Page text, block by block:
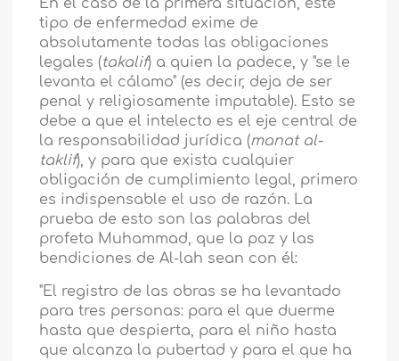
En el caso de la primera situación, este
tipo de enfermedad exime de
absolutamente todas las obligaciones
legales (takalif) a quien la padece, y "se le
levanta el cálamo" (es decir, deja de ser
penal y religiosamente imputable). Esto se
debe a que el intelecto es el eje central de
la responsabilidad jurídica (manat al-
taklif), y para que exista cualquier
obligación de cumplimiento legal, primero
es indispensable el uso de razón. La
prueba de esto son las palabras del
profeta Muhammad, que la paz y las
bendiciones de Al-lah sean con él:
"El registro de las obras se ha levantado
para tres personas: para el que duerme
hasta que despierta, para el niño hasta
que alcanza la pubertad y para el que ha